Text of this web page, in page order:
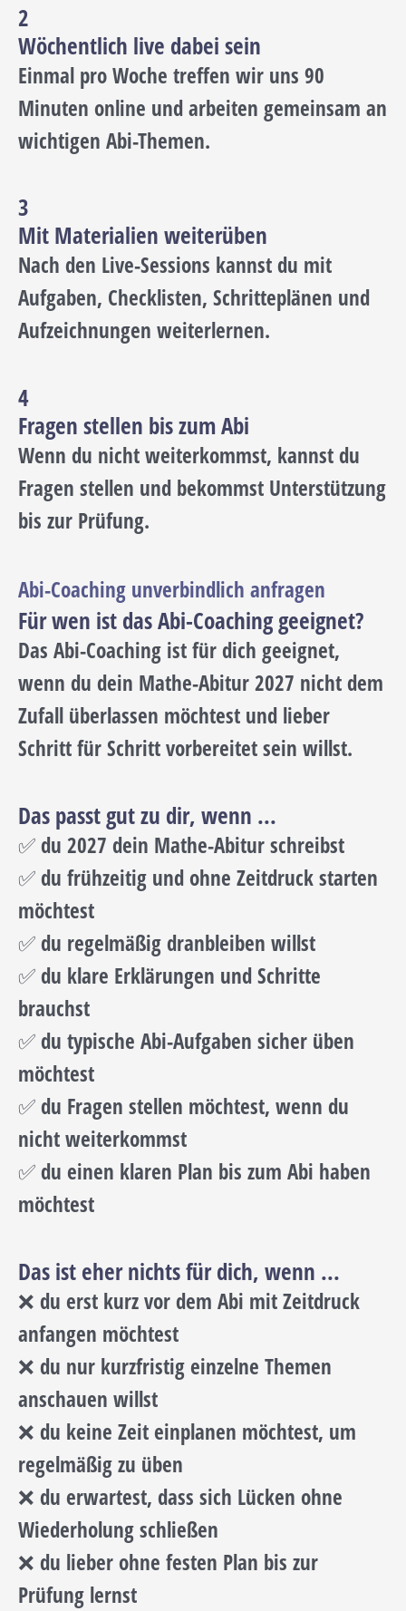
2
Wöchentlich live dabei sein
Einmal pro Woche treffen wir uns 90
Minuten online und arbeiten gemeinsam an
wichtigen Abi-Themen.
3
Mit Materialien weiterüben
Nach den Live-Sessions kannst du mit
Aufgaben, Checklisten, Schritteplänen und
Aufzeichnungen weiterlernen.
4
Fragen stellen bis zum Abi
Wenn du nicht weiterkommst, kannst du
Fragen stellen und bekommst Unterstützung
bis zur Prüfung.
Abi-Coaching unverbindlich anfragen
Für wen ist das Abi-Coaching geeignet?
Das Abi-Coaching ist für dich geeignet,
wenn du dein Mathe-Abitur 2027 nicht dem
Zufall überlassen möchtest und lieber
Schritt für Schritt vorbereitet sein willst.
Das passt gut zu dir, wenn ...
✅ du 2027 dein Mathe-Abitur schreibst
✅ du frühzeitig und ohne Zeitdruck starten
möchtest
✅ du regelmäßig dranbleiben willst
✅ du klare Erklärungen und Schritte
brauchst
✅ du typische Abi-Aufgaben sicher üben
möchtest
✅ du Fragen stellen möchtest, wenn du
nicht weiterkommst
✅ du einen klaren Plan bis zum Abi haben
möchtest
Das ist eher nichts für dich, wenn ...
❌ du erst kurz vor dem Abi mit Zeitdruck
anfangen möchtest
❌ du nur kurzfristig einzelne Themen
anschauen willst
❌ du keine Zeit einplanen möchtest, um
regelmäßig zu üben
❌ du erwartest, dass sich Lücken ohne
Wiederholung schließen
❌ du lieber ohne festen Plan bis zur
Prüfung lernst